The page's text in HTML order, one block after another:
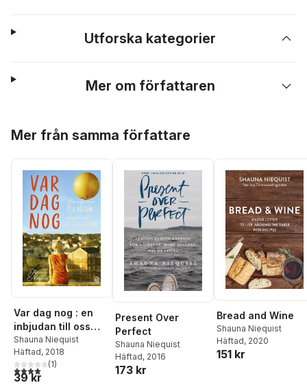
Utforska kategorier
Mer om författaren
Mer från samma författare
Var dag nog : en
inbjudan till oss
som längtar efter
att hinna leva
Shauna Niequist
Häftad, 2018
4,0utav 5 stjärnor. Totalt antal röster:
(1)
39 kr
Present Over
Perfect
Shauna Niequist
Häftad, 2016
173 kr
Bread and Wine
Shauna Niequist
Häftad, 2020
151 kr